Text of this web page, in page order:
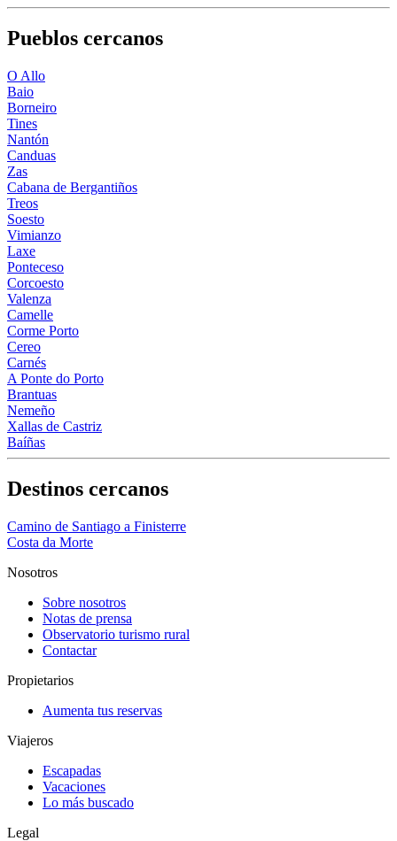
Pueblos cercanos
O Allo
Baio
Borneiro
Tines
Nantón
Canduas
Zas
Cabana de Bergantiños
Treos
Soesto
Vimianzo
Laxe
Ponteceso
Corcoesto
Valenza
Camelle
Corme Porto
Cereo
Carnés
A Ponte do Porto
Brantuas
Nemeño
Xallas de Castriz
Baíñas
Destinos cercanos
Camino de Santiago a Finisterre
Costa da Morte
Nosotros
Sobre nosotros
Notas de prensa
Observatorio turismo rural
Contactar
Propietarios
Aumenta tus reservas
Viajeros
Escapadas
Vacaciones
Lo más buscado
Legal